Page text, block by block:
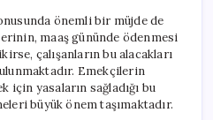
önemli bir müjde de
maaş gününde ödenmesi
çalışanların bu alacakları
Emekçilerin
için yasaların sağladığı bu
büyük önem taşımaktadır.